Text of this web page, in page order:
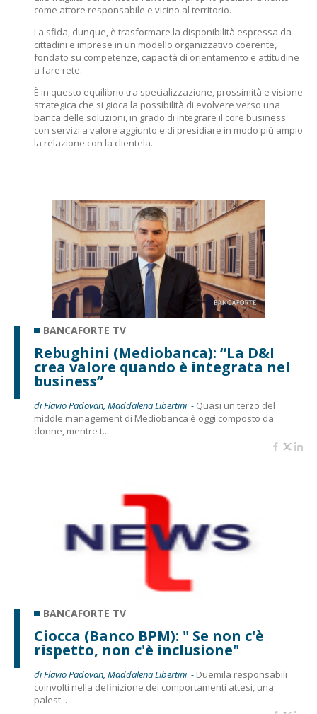
come attore responsabile e vicino al territorio.
La sfida, dunque, è trasformare la disponibilità espressa da
cittadini e imprese in un modello organizzativo coerente,
fondato su competenze, capacità di orientamento e attitudine
a fare rete.
È in questo equilibrio tra specializzazione, prossimità e visione
strategica che si gioca la possibilità di evolvere verso una
banca delle soluzioni, in grado di integrare il core business
con servizi a valore aggiunto e di presidiare in modo più ampio
la relazione con la clientela.
BANCAFORTE TV
Rebughini (Mediobanca): “La D&I
crea valore quando è integrata nel
business”
di Flavio Padovan, Maddalena Libertini - Quasi un terzo del
middle management di Mediobanca è oggi composto da
donne, mentre t...
BANCAFORTE TV
Ciocca (Banco BPM): " Se non c'è
rispetto, non c'è inclusione"
di Flavio Padovan, Maddalena Libertini - Duemila responsabili
coinvolti nella definizione dei comportamenti attesi, una
palest...